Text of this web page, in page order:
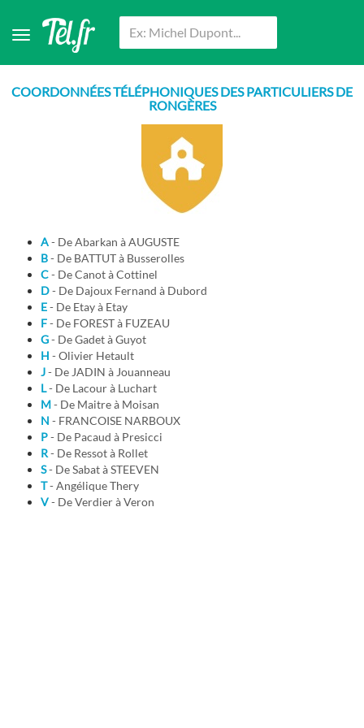
COORDONNÉES TÉLÉPHONIQUES DES PARTICULIERS DE
RONGÈRES
A
- De Abarkan à AUGUSTE
B
- De BATTUT à Busserolles
C
- De Canot à Cottinel
D
- De Dajoux Fernand à Dubord
E
- De Etay à Etay
F
- De FOREST à FUZEAU
G
- De Gadet à Guyot
H
- Olivier Hetault
J
- De JADIN à Jouanneau
L
- De Lacour à Luchart
M
- De Maitre à Moisan
N
- FRANCOISE NARBOUX
P
- De Pacaud à Presicci
R
- De Ressot à Rollet
S
- De Sabat à STEEVEN
T
- Angélique Thery
V
- De Verdier à Veron